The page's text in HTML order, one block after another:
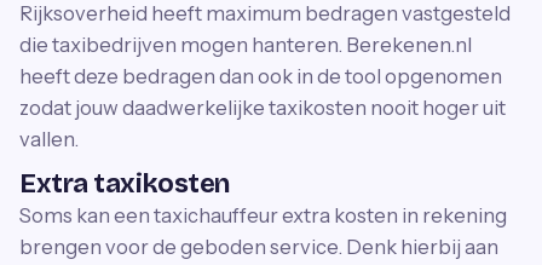
Rijksoverheid heeft maximum bedragen vastgesteld
die taxibedrijven mogen hanteren. Berekenen.nl
heeft deze bedragen dan ook in de tool opgenomen
zodat jouw daadwerkelijke taxikosten nooit hoger uit
vallen.
Extra taxikosten
Soms kan een taxichauffeur extra kosten in rekening
brengen voor de geboden service. Denk hierbij aan